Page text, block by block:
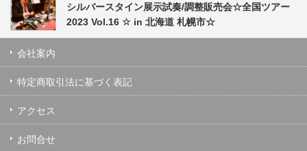
シルバースタイン展示試奏/調整販売会☆全国ツアー
2023 Vol.16 ☆ in 北海道 札幌市☆
会社案内
特定商取引法に基づく表記
アクセス
お問合せ